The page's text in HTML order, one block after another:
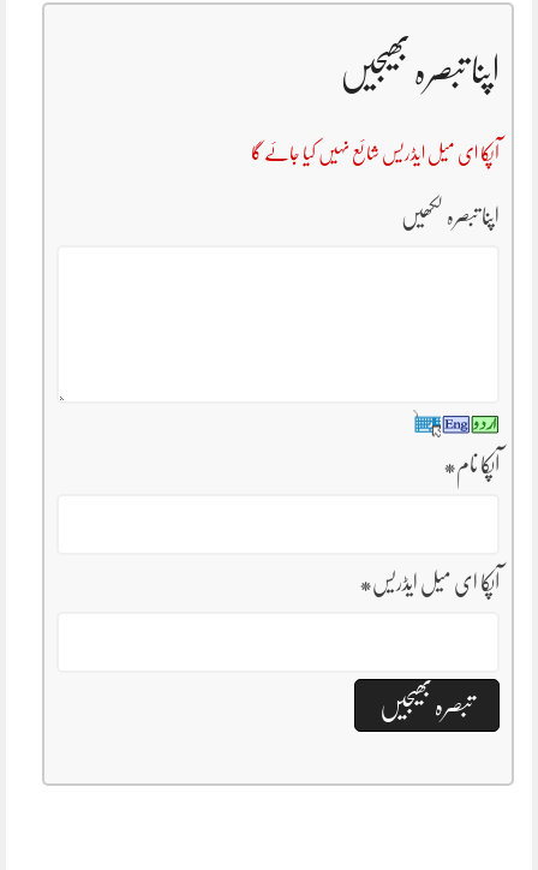
اپنا تبصرہ بھیجیں
آپکا ای میل ایڈریس شائع نہیں کیا جائے گا
اپنا تبصرہ لکھیں
آپکا نام*
آپکا ای میل ایڈریس*